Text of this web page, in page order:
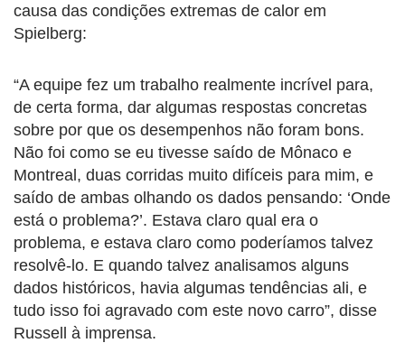
causa das condições extremas de calor em
Spielberg:
“A equipe fez um trabalho realmente incrível para,
de certa forma, dar algumas respostas concretas
sobre por que os desempenhos não foram bons.
Não foi como se eu tivesse saído de Mônaco e
Montreal, duas corridas muito difíceis para mim, e
saído de ambas olhando os dados pensando: ‘Onde
está o problema?’. Estava claro qual era o
problema, e estava claro como poderíamos talvez
resolvê-lo. E quando talvez analisamos alguns
dados históricos, havia algumas tendências ali, e
tudo isso foi agravado com este novo carro”, disse
Russell à imprensa.